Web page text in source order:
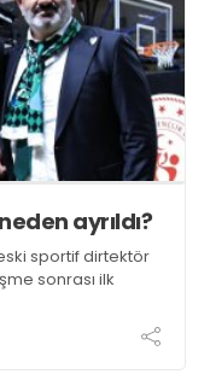
ayrıldı?
sportif dirtektör
sonrası ilk